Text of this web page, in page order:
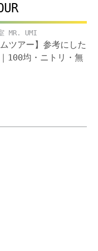
MR. UMI
ツアー】参考にした
100均・ニトリ・無